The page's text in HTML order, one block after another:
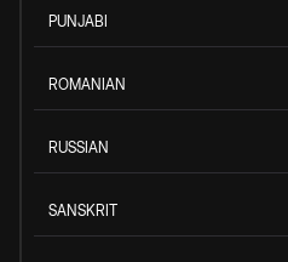
PUNJABI
ROMANIAN
RUSSIAN
SANSKRIT